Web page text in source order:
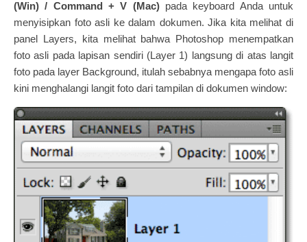
(Win) / Command + V (Mac)pada keyboard Anda untuk
menyisipkan foto asli ke dalam dokumen. Jika kita melihat di
panel Layers, kita melihat bahwa Photoshop menempatkan
foto asli pada lapisan sendiri (Layer 1) langsung di atas langit
foto pada layer Background, itulah sebabnya mengapa foto asli
kini menghalangi langit foto dari tampilan di dokumen window: